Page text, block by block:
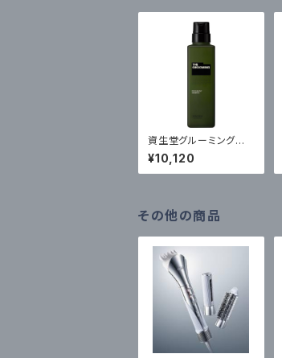
資生堂グルーミングシャ
ンプー500ml・・スカル
プエフェクター120mlセ
ット
¥10,120
その他の商品